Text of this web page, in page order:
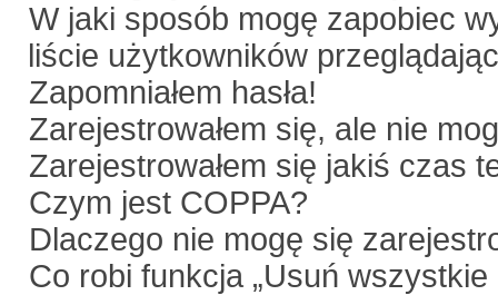
W jaki sposób mogę zapobiec
liście użytkowników
Zapomniałem hasła!
Zarejestrowałem się, ale nie
Zarejestrowałem się jakiś czas
Czym jest COPPA?
Dlaczego nie mogę się
Co robi funkcja „Usuń wszystkie